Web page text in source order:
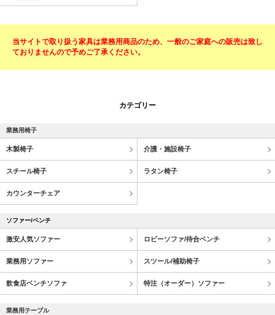
当サイトで取り扱う家具は業務用商品のため、一般のご家庭への販売は致し
ておりませんので予めご了承ください。
カテゴリー
業務用椅子
木製椅子 介護・施設椅子
スチール椅子 ラタン椅子
カウンターチェア
ソファー/ベンチ
激安人気ソファー ロビーソファ/待合ベンチ
業務用ソファー スツール/補助椅子
飲食店ベンチソファ 特注（オーダー）ソファー
業務用テーブル